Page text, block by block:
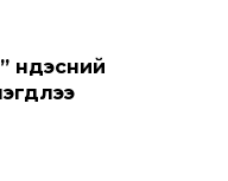
үндэсний